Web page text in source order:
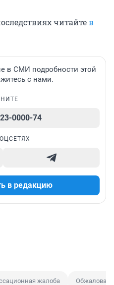
читайтев
в СМИ подробности этой
с нами.
0000-74
в редакцию
жалоба